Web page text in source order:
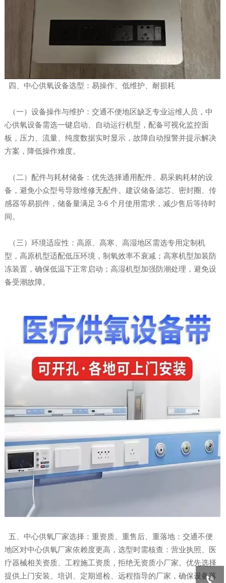
四、中心供氧设备选型：易操作、低维护、耐损耗
（一）设备操作与维护：交通不便地区缺乏专业运维人员，中
心供氧设备需选一键启动、自动运行机型，配备可视化监控面
板，压力、流量、纯度数据实时显示，故障自动报警并提示解决
方案，降低操作难度。
（二）配件与耗材储备：优先选择通用配件、易采购耗材的设
备，避免小众型号导致维修无配件。建议储备滤芯、密封圈、传
感器等易损件，储备量满足 3-6 个月使用需求，减少售后等待时
间。
（三）环境适应性：高原、高寒、高湿地区需选专用定制机
型，高原机型适配低压环境，制氧效率不衰减；高寒机型加装防
冻装置，确保低温下正常启动；高湿机型加强防潮处理，避免设
备受潮故障。
五、中心供氧厂家选择：重资质、重售后、重落地：交通不便
地区对中心供氧厂家依赖度更高，选型时需核查：营业执照、医
疗器械相关资质、工程施工资质，拒绝无资质小厂家。优先选择
提供上门安装、培训、定期巡检、远程指导的厂家，确保设备落
